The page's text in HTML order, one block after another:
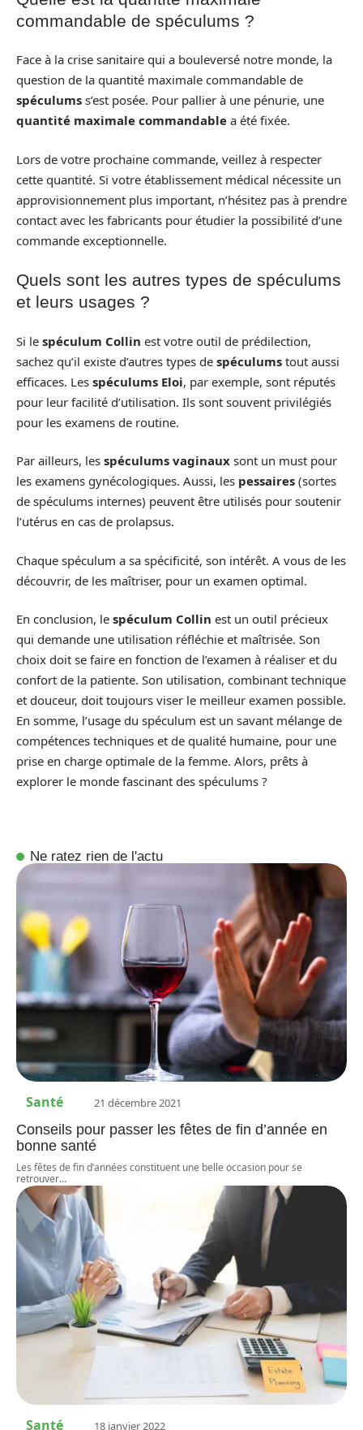
commandable de spéculums ?
Face à la crise sanitaire qui a bouleversé notre monde, la
question de la quantité maximale commandable de
spéculums s’est posée. Pour pallier à une pénurie, une
quantité maximale commandable a été fixée.
Lors de votre prochaine commande, veillez à respecter
cette quantité. Si votre établissement médical nécessite un
approvisionnement plus important, n’hésitez pas à prendre
contact avec les fabricants pour étudier la possibilité d’une
commande exceptionnelle.
Quels sont les autres types de spéculums
et leurs usages ?
Si le spéculum Collin est votre outil de prédilection,
sachez qu’il existe d’autres types de spéculums tout aussi
efficaces. Les spéculums Eloi, par exemple, sont réputés
pour leur facilité d’utilisation. Ils sont souvent privilégiés
pour les examens de routine.
Par ailleurs, les spéculums vaginaux sont un must pour
les examens gynécologiques. Aussi, les pessaires (sortes
de spéculums internes) peuvent être utilisés pour soutenir
l’utérus en cas de prolapsus.
Chaque spéculum a sa spécificité, son intérêt. A vous de les
découvrir, de les maîtriser, pour un examen optimal.
En conclusion, le spéculum Collin est un outil précieux
qui demande une utilisation réfléchie et maîtrisée. Son
choix doit se faire en fonction de l’examen à réaliser et du
confort de la patiente. Son utilisation, combinant technique
et douceur, doit toujours viser le meilleur examen possible.
En somme, l’usage du spéculum est un savant mélange de
compétences techniques et de qualité humaine, pour une
prise en charge optimale de la femme. Alors, prêts à
explorer le monde fascinant des spéculums ?
Ne ratez rien de l'actu
Santé 21 décembre 2021
Conseils pour passer les fêtes de fin d’année en
bonne santé
Les fêtes de fin d’années constituent une belle occasion pour se
retrouver…
Santé 18 janvier 2022